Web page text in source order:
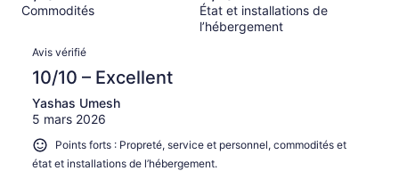
sur 1004.
Commodités
État et installations de
l’hébergement
Avis
Avis vérifié
10/10 – Excellent
Yashas Umesh
5 mars 2026
Points forts : Propreté, service et personnel, commodités et
état et installations de l’hébergement.